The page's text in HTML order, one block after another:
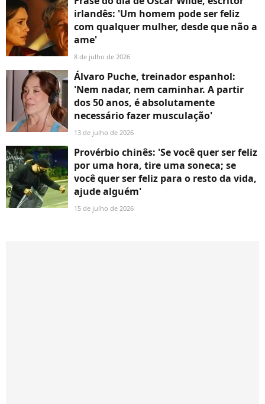
irlandês: 'Um homem pode ser feliz
com qualquer mulher, desde que não a
ame'
8 de julho de 2026
Álvaro Puche, treinador espanhol:
'Nem nadar, nem caminhar. A partir
dos 50 anos, é absolutamente
necessário fazer musculação'
13 de julho de 2026
Provérbio chinês: 'Se você quer ser feliz
por uma hora, tire uma soneca; se
você quer ser feliz para o resto da vida,
ajude alguém'
15 de julho de 2026